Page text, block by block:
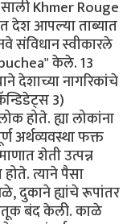
Khmer Rouge
देश आपल्या ताब्यात
संविधान स्वीकारले
केले. 13
देशाच्या नागरिकांचे
3)
होते. ह्या लोकांना
अर्थव्यवस्था फक्त
शेती उत्पन्न
त्याने पैसा
दुकाने ह्यांचे रूपांतर
बंद केली. काळे